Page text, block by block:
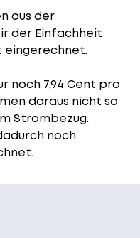
aus der
der Einfachheit
eingerechnet.
noch 7,94 Cent pro
daraus nicht so
Strombezug.
noch